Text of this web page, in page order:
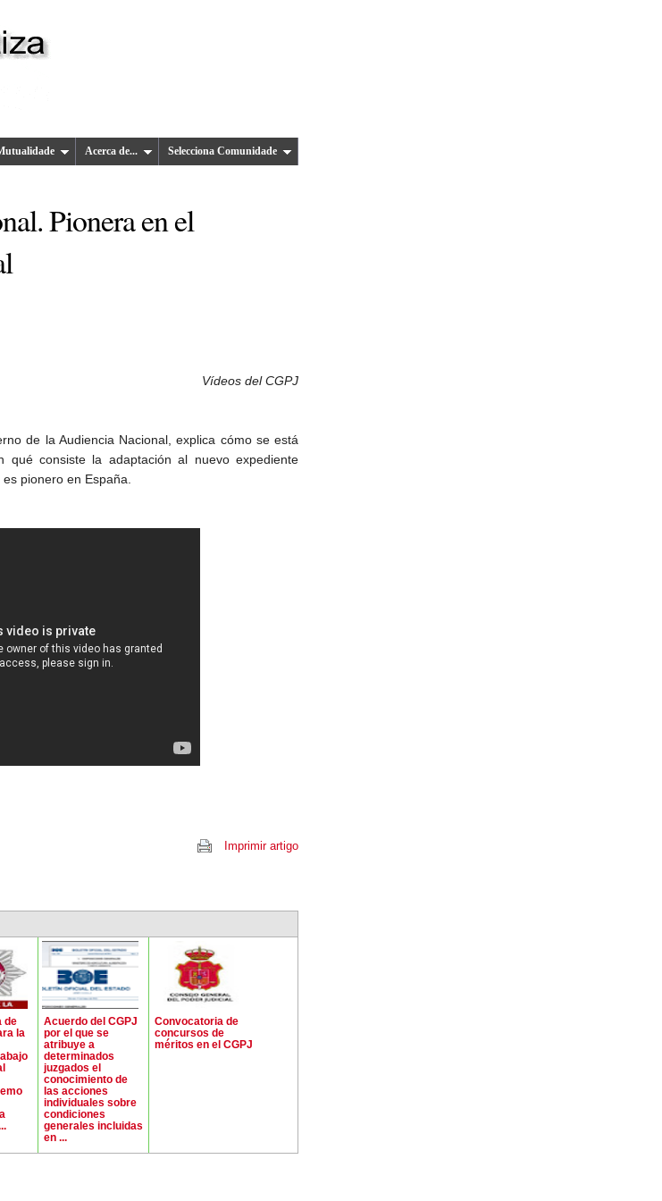
Acerca de... Selecciona Comunidade
Pionera en el
Vídeos del CGPJ
de la Audiencia Nacional, explica cómo se está
qué consiste la adaptación al nuevo expediente
pionero en España.
Imprimir artigo
de
la
Acuerdo del CGPJ
por el que se
atribuye a
determinados
juzgados el
conocimiento de
las acciones
individuales sobre
condiciones
generales incluidas
en ...
Convocatoria de
concursos de
méritos en el CGPJ